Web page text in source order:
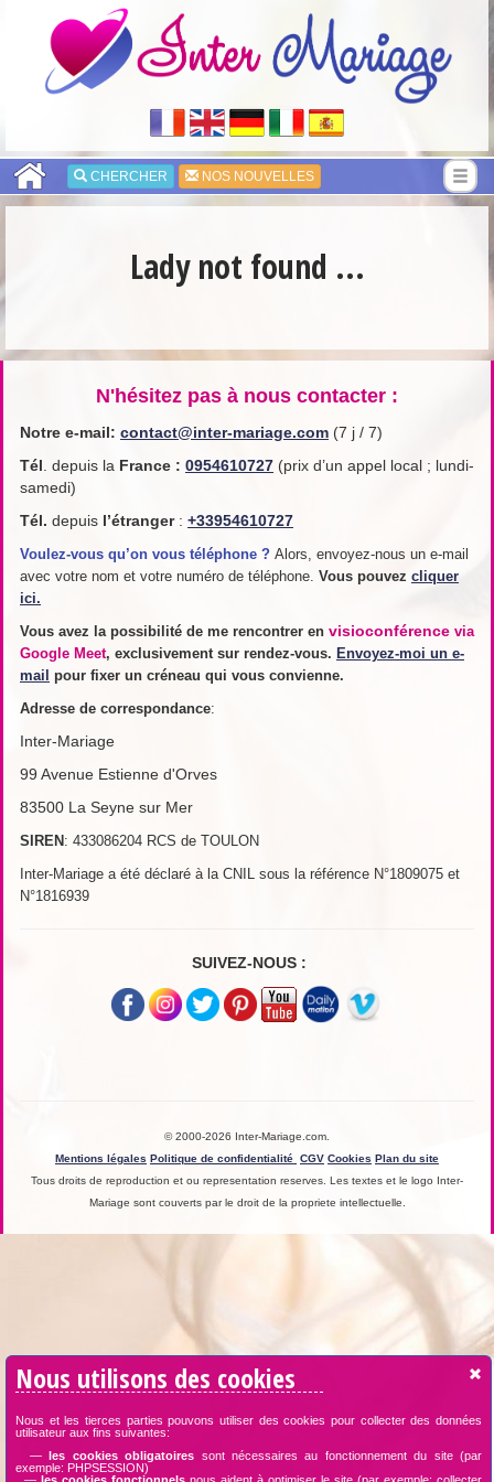
CHERCHER NOS NOUVELLES
Lady not found ...
N'hésitez pas à nous contacter :
Notre e-mail: contact@inter-mariage.com (7 j / 7)
Tél . depuis la France : 0954610727 (prix d’un appel local ; lundi-
samedi)
Tél. depuis l’étranger: +33954610727
Voulez-vous qu’on vous téléphone ? Alors, envoyez-nous un e-mail
avec votre nom et votre numéro de téléphone. Vous pouvez cliquer
ici.
Vous avez la possibilité de me rencontrer en visioconférence via
Google Meet, exclusivement sur rendez-vous. Envoyez-moi un e-
mail pour fixer un créneau qui vous convienne.
Adresse de correspondance:
Inter-Mariage
99 Avenue Estienne d'Orves
83500 La Seyne sur Mer
SIREN : 433086204 RCS de TOULON
Inter-Mariage a été déclaré à la CNIL sous la référence N°1809075 et
N°1816939
SUIVEZ-NOUS :
© 2000-2026 Inter-Mariage.com.
Mentions légales Politique de confidentialité CGV Cookies Plan du site
Tous droits de reproduction et ou representation reserves. Les textes et le logo Inter-
Mariage sont couverts par le droit de la propriete intellectuelle.
Nous utilisons des cookies
Nous et les tierces parties pouvons utiliser des cookies pour collecter des données
utilisateur aux fins suivantes:
—les cookies obligatoires sont nécessaires au fonctionnement du site (par
exemple: PHPSESSION)